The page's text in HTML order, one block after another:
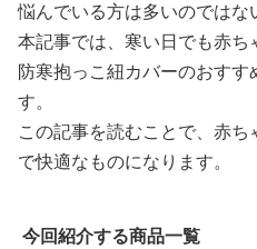
悩んでいる方は多いのではな
本記事では、寒い日でも赤
防寒抱っこ紐カバーのおす
す。
この記事を読むことで、赤
で快適なものになります。
今回紹介する商品一覧